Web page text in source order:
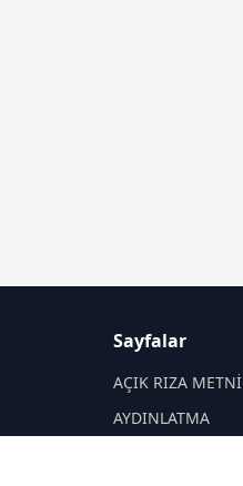
Sayfalar
AÇIK RIZA METNİ
AYDINLATMA